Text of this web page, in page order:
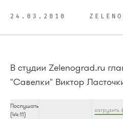
24.03.2010
В студии Zelenograd.ru
"Савелки" Виктор
Послушать
(44:11)